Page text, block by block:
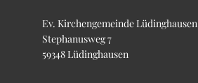
Ev. Kirchengemeinde Lüdinghausen
Stephanusweg 7
59348 Lüdinghausen